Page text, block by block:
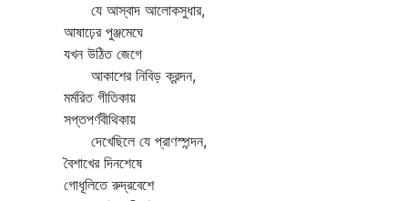
যে আস্বাদ আলোকসুধার,
আষাঢ়ের পুঞ্জমেঘে
যখন উঠিত জেগে
আকাশের নিবিড় ক্রন্দন,
মর্মরিত গীতিকায়
সপ্তপর্ণবীথিকায়
দেখেছিলে যে প্রাণস্পন্দন,
বৈশাখের দিনশেষে
গোধূলিতে রুদ্রবেশে